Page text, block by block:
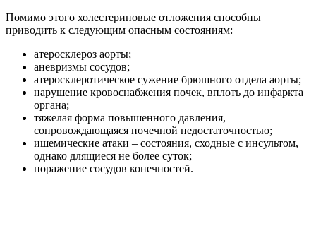
Помимо этого холестериновые отложения способны
приводить к следующим опасным состояниям:
атеросклероз аорты;
аневризмы сосудов;
атеросклеротическое сужение брюшного отдела аорты;
нарушение кровоснабжения почек, вплоть до инфаркта
органа;
тяжелая форма повышенного давления,
сопровождающаяся почечной недостаточностью;
ишемические атаки – состояния, сходные с инсультом,
однако длящиеся не более суток;
поражение сосудов конечностей.